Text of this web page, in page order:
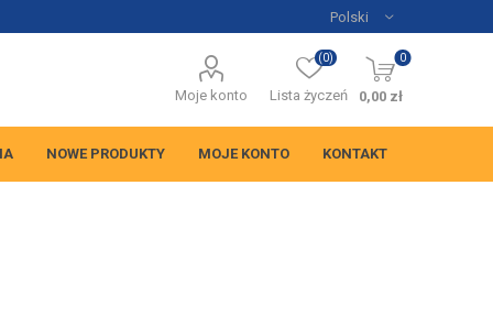
Moje konto Lista życzeń
(0) 0
0,00 zł
NOWE PRODUKTY MOJE KONTO KONTAKT